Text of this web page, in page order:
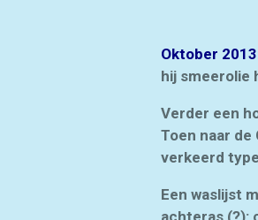
Oktober
hij smeerolie
Verder een
Toen naar
verkeerd
Een waslijst